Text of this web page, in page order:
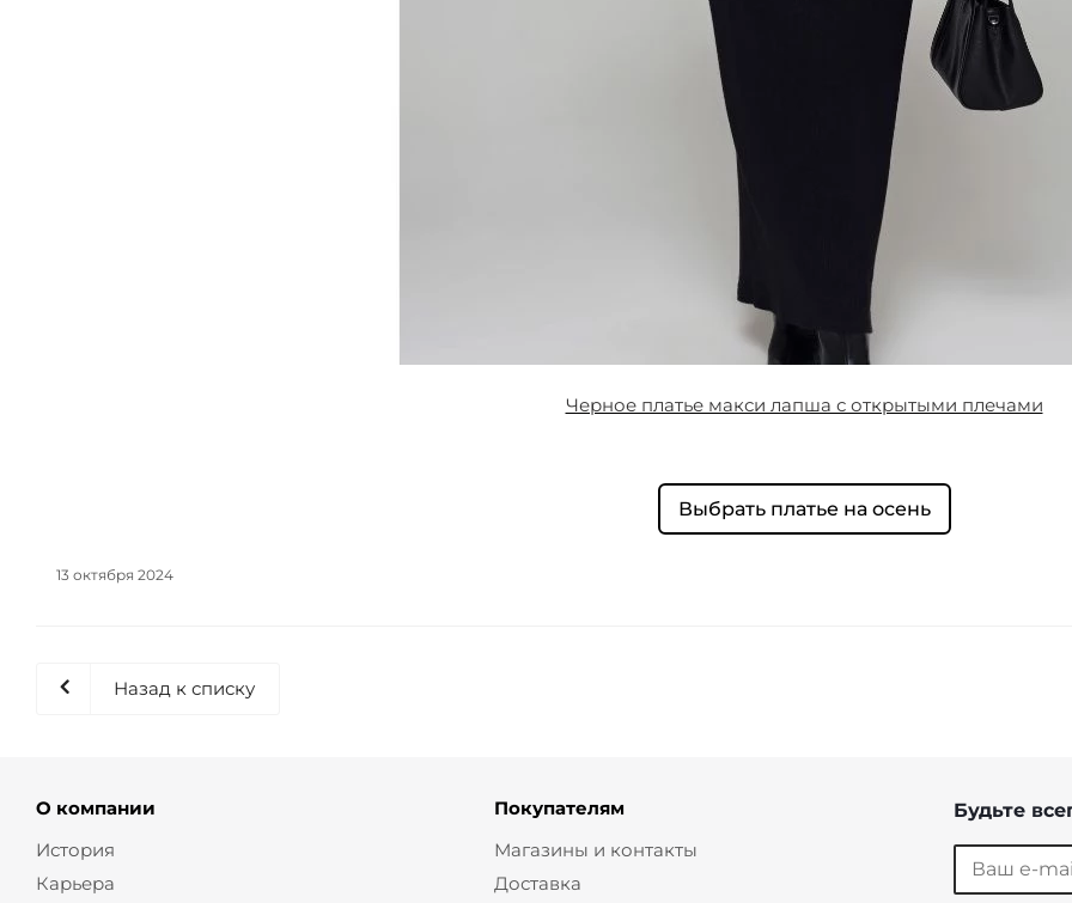
Черное платье макси лапша с открытыми плечами
Выбрать платье на осень
13 октября 2024
Назад к списку
О компании
История
Карьера
Покупателям
Магазины и контакты
Доставка
Будьте